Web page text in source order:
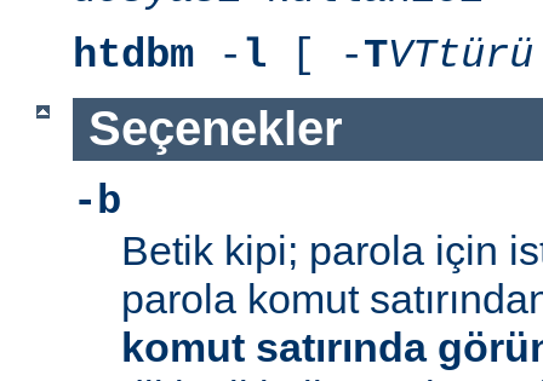
htdbm - l [ -TVTtürü
Seçenekler
-b
Betik kipi; parola için
parola komut
komut satırında